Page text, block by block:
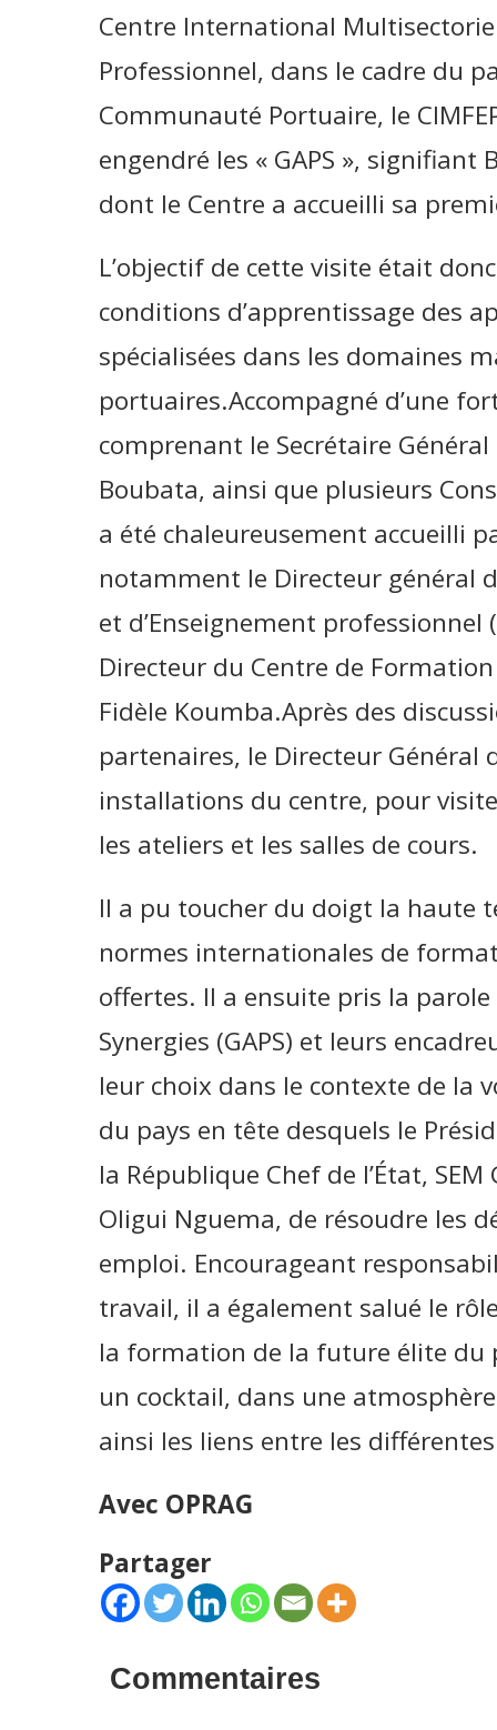
Centre International
Professionnel, dans le cadre du
Communauté Portuaire, le
engendré les « GAPS », signifiant
dont le Centre a accueilli sa
L’objectif de cette visite était
conditions d’apprentissage des
spécialisées dans les domaines
portuaires.Accompagné d’une
comprenant le Secrétaire
Boubata, ainsi que plusieurs
a été chaleureusement accueilli
notamment le Directeur général
et d’Enseignement professionnel
Directeur du Centre de
Fidèle Koumba.Après des
partenaires, le Directeur Général
installations du centre, pour
les ateliers et les salles de cours.
Il a pu toucher du doigt la haute
normes internationales de
offertes. Il a ensuite pris la
Synergies (GAPS) et leurs
leur choix dans le contexte de la
du pays en tête desquels le
la République Chef de l’État,
Oligui Nguema, de résoudre les
emploi. Encourageant
travail, il a également salué le
la formation de la future élite du
un cocktail, dans une
ainsi les liens entre les
Avec OPRAG
Partager
Commentaires